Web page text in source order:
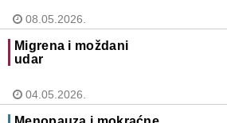
08.05.2026.
Migrena i moždani
udar
04.05.2026.